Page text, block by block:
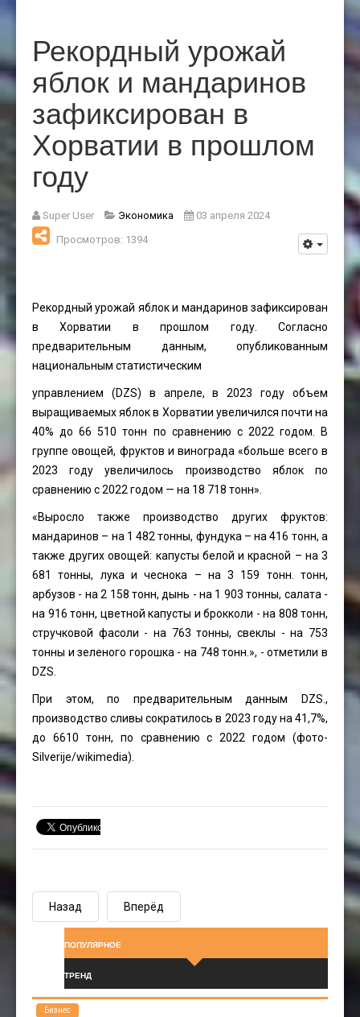
Рекордный урожай
яблок и мандаринов
зафиксирован в
Хорватии в прошлом
году
Super User Экономика
03 апреля 2024
Просмотров: 1394
Рекордный урожай яблок и мандаринов зафиксирован
в Хорватии в прошлом году. Согласно
предварительным данным, опубликованным
национальным статистическим
управлением (DZS) в апреле, в 2023 году объем
выращиваемых яблок в Хорватии увеличился почти на
40% до 66 510 тонн по сравнению с 2022 годом. В
группе овощей, фруктов и винограда «больше всего в
2023 году увеличилось производство яблок по
сравнению с 2022 годом — на 18 718 тонн».
«Выросло также производство других фруктов:
мандаринов – на 1 482 тонны, фундука – на 416 тонн, а
также других овощей: капусты белой и красной – на 3
681 тонны, лука и чеснока – на 3 159 тонн. тонн,
арбузов - на 2 158 тонн, дынь - на 1 903 тонны, салата -
на 916 тонн, цветной капусты и брокколи - на 808 тонн,
стручковой фасоли - на 763 тонны, свеклы - на 753
тонны и зеленого горошка - на 748 тонн.», - отметили в
DZS.
При этом, по предварительным данным DZS.,
производство сливы сократилось в 2023 году на 41,7%,
до 6610 тонн, по сравнению с 2022 годом (фото-
Silverije/wikimedia).
Назад Вперёд
ПОПУЛЯРНОЕ
ТРЕНД
Бизнес